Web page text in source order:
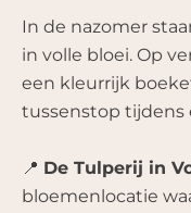
In de nazomer
in volle bloei. Op
een kleurrijk
tussenstop tijdens
📍 De Tulperij in
bloemenlocatie